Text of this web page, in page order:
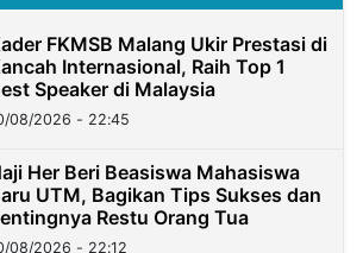
FKMSB Malang Ukir Prestasi di
Internasional, Raih Top 1
Speaker di Malaysia
08/2026 - 22:45
Her Beri Beasiswa Mahasiswa
UTM, Bagikan Tips Sukses dan
Restu Orang Tua
08/2026 - 22:12